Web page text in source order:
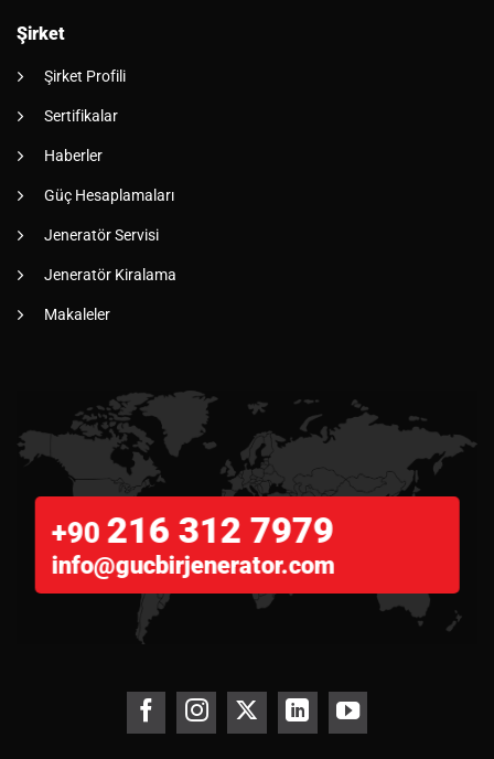
Şirket
Şirket Profili
Sertifikalar
Haberler
Güç Hesaplamaları
Jeneratör Servisi
Jeneratör Kiralama
Makaleler
+90 216 312 7979
info@gucbirjenerator.com